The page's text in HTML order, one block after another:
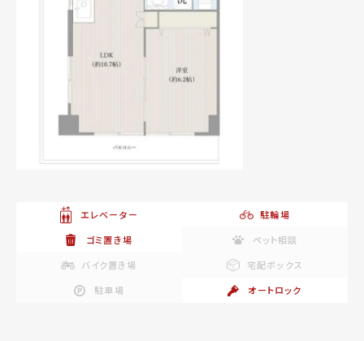
エレベーター
駐輪場
ゴミ置き場
ペット相談
バイク置き場
宅配ボックス
駐車場
オートロック